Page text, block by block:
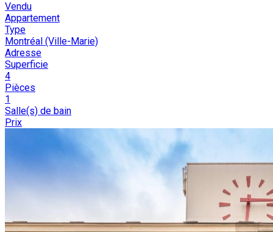
Vendu
Appartement
Type
Montréal (Ville-Marie)
Adresse
Superficie
4
Pièces
1
Salle(s) de bain
Prix